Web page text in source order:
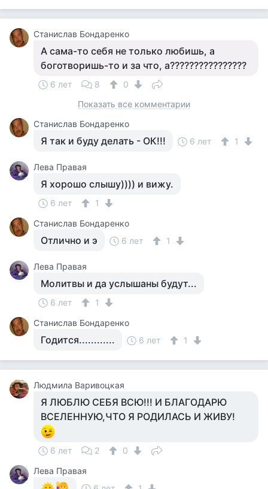
Станислав Бондаренко
А сама-то себя не только любишь, а
боготворишь-то и за что, а????????????????
6 лет 8
0
Показать все комментарии
Станислав Бондаренко
Я так и буду делать - ОК!!! 6 лет 1
Лева Правая
Я хорошо слышу)))) и вижу.
6 лет
1
Станислав Бондаренко
Отлично и э 6 лет 1
Лева Правая
Молитвы и да услышаны будут...
6 лет
1
Станислав Бондаренко
Годится............ 6 лет 1
Людмила Варивоцкая
Я ЛЮБЛЮ СЕБЯ ВСЮ!!! И БЛАГОДАРЮ
ВСЕЛЕННУЮ,ЧТО Я РОДИЛАСЬ И ЖИВУ!
6 лет 2
0
Лева Правая